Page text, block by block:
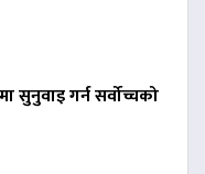
गर्न सर्वोच्चको